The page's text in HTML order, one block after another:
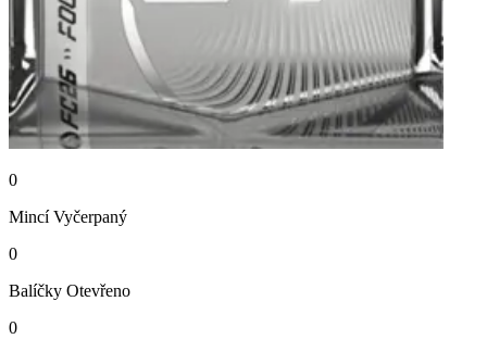
0
Mincí Vyčerpaný
0
Balíčky Otevřeno
0